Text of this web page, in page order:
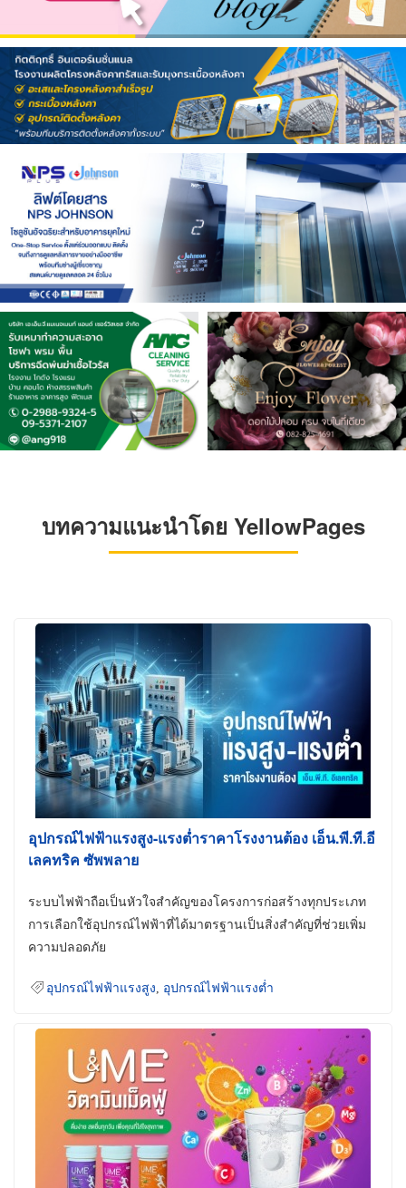
บทความแนะนำโดย YellowPages
อุปกรณ์ไฟฟ้าแรงสูง-แรงต่ำราคาโรงงานต้อง เอ็น.พี.ที.อี
เลคทริค ซัพพลาย
ระบบไฟฟ้าถือเป็นหัวใจสำคัญของโครงการก่อสร้างทุกประเภท
การเลือกใช้อุปกรณ์ไฟฟ้าที่ได้มาตรฐานเป็นสิ่งสำคัญที่ช่วยเพิ่ม
ความปลอดภัย
อุปกรณ์ไฟฟ้าแรงสูง อุปกรณ์ไฟฟ้าแรงต่ำ